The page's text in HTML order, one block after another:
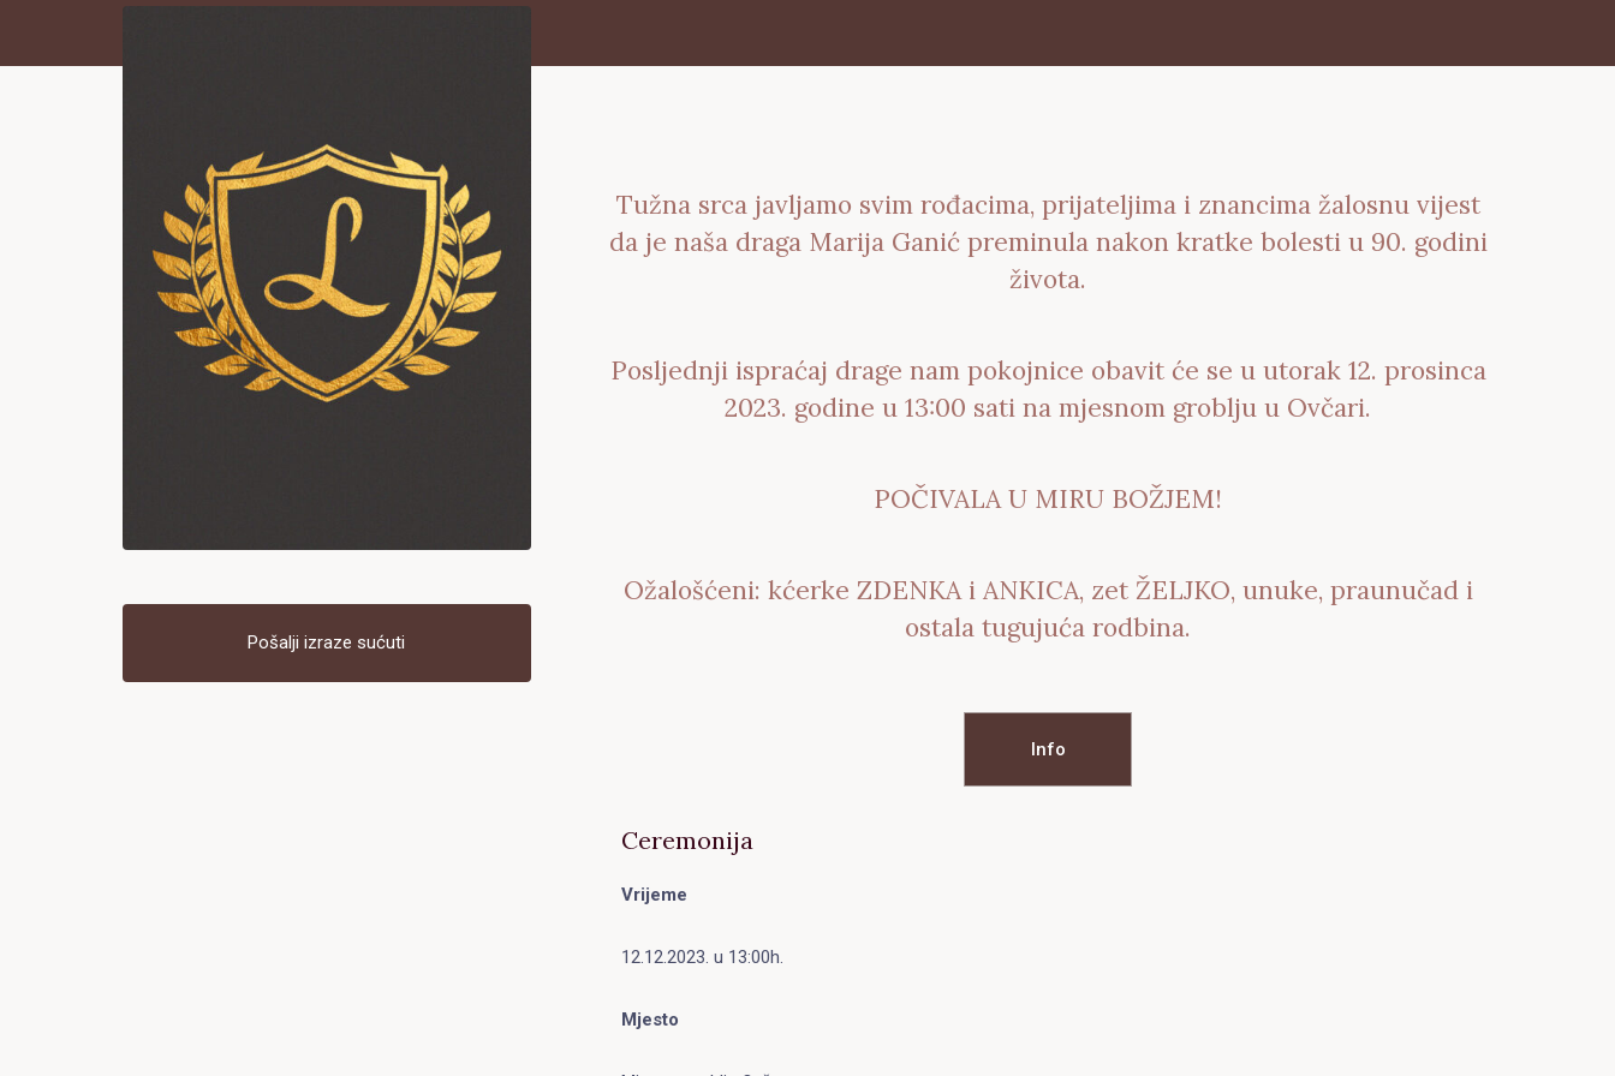
Pošalji izraze sućuti
Tužna srca javljamo svim rođacima, prijateljima i znancima žalosnu vijest
da je naša draga Marija Ganić preminula nakon kratke bolesti u 90. godini
života.
Posljednji ispraćaj drage nam pokojnice obavit će se u utorak 12. prosinca
2023. godine u 13:00 sati na mjesnom groblju u Ovčari.
POČIVALA U MIRU BOŽJEM!
Ožalošćeni: kćerke ZDENKA i ANKICA, zet ŽELJKO, unuke, praunučad i
ostala tugujuća rodbina.
Info
Ceremonija
Vrijeme
12.12.2023. u 13:00h.
Mjesto